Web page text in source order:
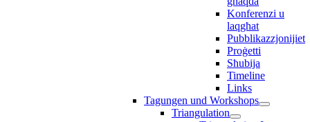
Konferenzi u
laqgħat
Pubblikazzjonijiet
Proġetti
Sħubija
Timeline
Links
Tagungen und Workshops
Triangulation